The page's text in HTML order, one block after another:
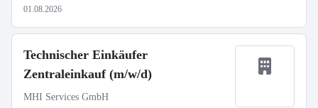
01.08.2026
Technischer Einkäufer
Zentraleinkauf (m/w/d)
MHI Services GmbH